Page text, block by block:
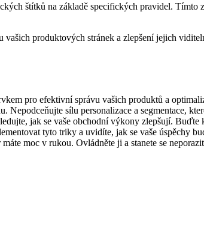
štítků na základě specifických pravidel.
produktových stránek a zlepšení jejich
pro efektivní správu vašich produktů a
sílu personalizace a segmentace,
jak se vaše obchodní výkony zlepšují.
tyto triky a uvidíte, jak se vaše úspěchy
moc v rukou. Ovládněte ji a stanete se